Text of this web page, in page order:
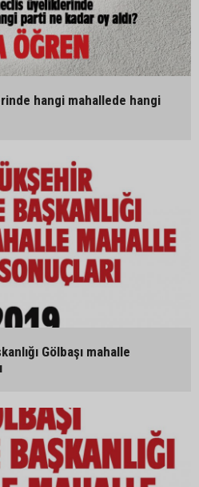
hangi mahallede hangi
Gölbaşı mahalle